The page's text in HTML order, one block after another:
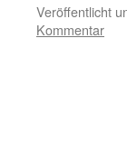
Veröffentlicht
Kommentar